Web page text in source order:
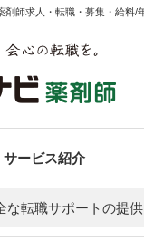
剤師求人・転職・募集・給料/
サービス紹介
な転職サポートの提供